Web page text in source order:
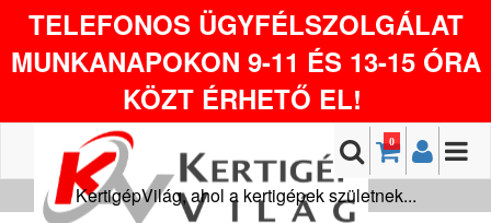
TELEFONOS ÜGYFÉLSZOLGÁLAT
MUNKANAPOKON 9-11 ÉS 13-15 ÓRA
KÖZT ÉRHETŐ EL!
0
KertigépVilág, ahol a kertigépek születnek...